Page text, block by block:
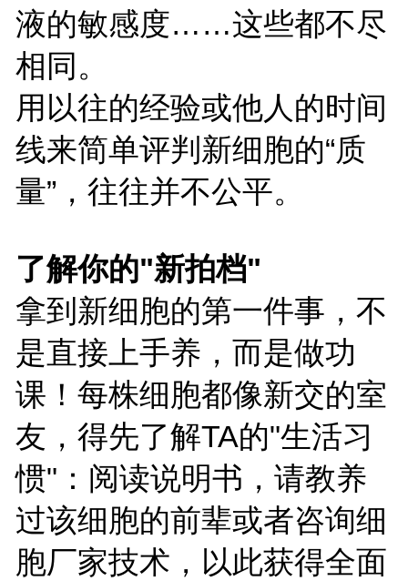
液的敏感度……这些都不尽
相同。
用以往的经验或他人的时间
线来简单评判新细胞的“质
量”，往往并不公平。
了解你的"新拍档"
拿到新细胞的第一件事，不
是直接上手养，而是做功
课！每株细胞都像新交的室
友，得先了解TA的"生活习
惯"：阅读说明书，请教养
过该细胞的前辈或者咨询细
胞厂家技术，以此获得全面